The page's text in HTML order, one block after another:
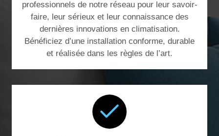
professionnels de notre réseau pour leur savoir-
faire, leur sérieux et leur connaissance des
dernières innovations en climatisation.
Bénéficiez d’une installation conforme, durable
et réalisée dans les règles de l’art.